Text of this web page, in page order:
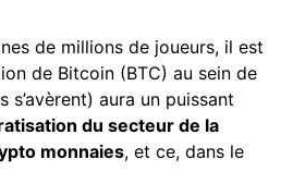
de millions de joueurs, il est
de Bitcoin (BTC) au sein de
s’avèrent) aura un puissant
du secteur de la
monnaies, et ce, dans le